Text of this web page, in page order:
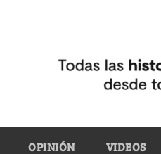
OPINIÓN VIDEOS